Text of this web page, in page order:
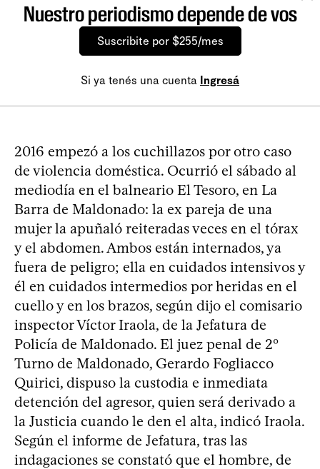
Nuestro periodismo depende de vos
Suscribite por $255/mes
Si ya tenés una cuenta Ingresá
2016 empezó a los cuchillazos por otro caso
de violencia doméstica. Ocurrió el sábado al
mediodía en el balneario El Tesoro, en La
Barra de Maldonado: la ex pareja de una
mujer la apuñaló reiteradas veces en el tórax
y el abdomen. Ambos están internados, ya
fuera de peligro; ella en cuidados intensivos y
él en cuidados intermedios por heridas en el
cuello y en los brazos, según dijo el comisario
inspector Víctor Iraola, de la Jefatura de
Policía de Maldonado. El juez penal de 2º
Turno de Maldonado, Gerardo Fogliacco
Quirici, dispuso la custodia e inmediata
detención del agresor, quien será derivado a
la Justicia cuando le den el alta, indicó Iraola.
Según el informe de Jefatura, tras las
indagaciones se constató que el hombre, de